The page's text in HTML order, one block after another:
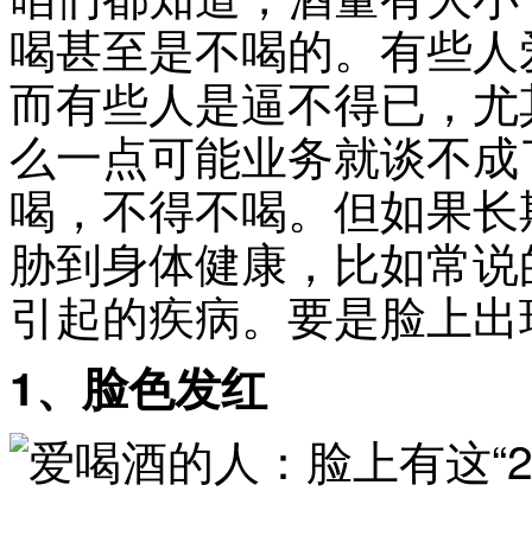
喝甚至是不喝的。有些
而有些人是逼不得已，
么一点可能业务就谈不
喝，不得不喝。但如果
胁到身体健康，比如常
引起的疾病。要是脸上
1、脸色发红